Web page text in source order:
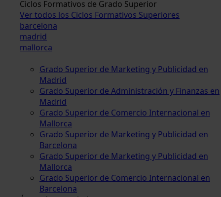
Ciclos Formativos de Grado Superior
Ver todos los Ciclos Formativos Superiores
barcelona
madrid
mallorca
Grado Superior de Marketing y Publicidad en
Madrid
Grado Superior de Administración y Finanzas en
Madrid
Grado Superior de Comercio Internacional en
Mallorca
Grado Superior de Marketing y Publicidad en
Barcelona
Grado Superior de Marketing y Publicidad en
Mallorca
Grado Superior de Comercio Internacional en
Barcelona